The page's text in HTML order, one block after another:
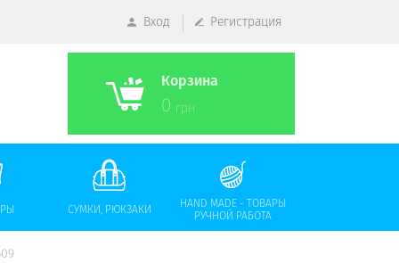
Вход Регистрация
Корзина
0 грн
СУМКИ, РЮКЗАКИ
HAND MADE - ТОВАРЫ
РУЧНОЙ РАБОТА